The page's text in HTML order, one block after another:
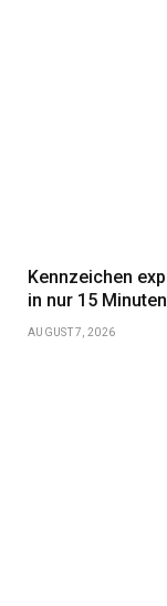
Kennzeichen
in nur 15
AUGUST 7, 2026